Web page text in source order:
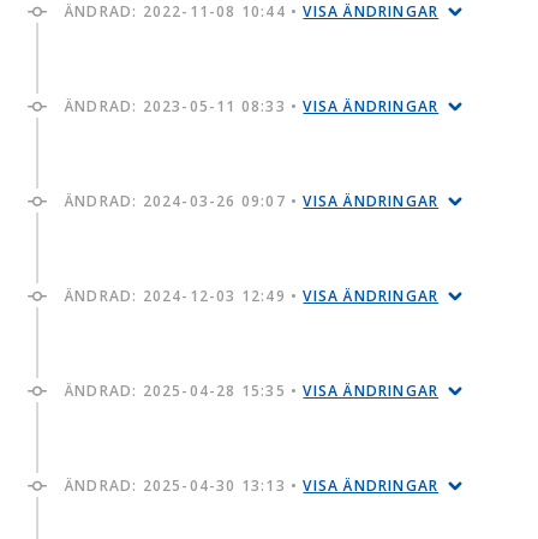
ÄNDRAD: 2022-11-08 10:44 •VISA ÄNDRINGAR
ÄNDRAD: 2023-05-11 08:33 •VISA ÄNDRINGAR
ÄNDRAD: 2024-03-26 09:07 •VISA ÄNDRINGAR
ÄNDRAD: 2024-12-03 12:49 •VISA ÄNDRINGAR
ÄNDRAD: 2025-04-28 15:35 •VISA ÄNDRINGAR
ÄNDRAD: 2025-04-30 13:13 •VISA ÄNDRINGAR